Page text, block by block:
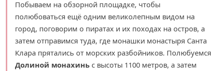
Побываем на обзорной площадке, чтобы
полюбоваться ещё одним великолепным видом на
город, поговорим о пиратах и их походах на остров, а
затем отправимся туда, где монашки монастыря Санта
Клара прятались от морских разбойников. Полюбуемся
Долиной монахинь с высоты 1100 метров, а затем